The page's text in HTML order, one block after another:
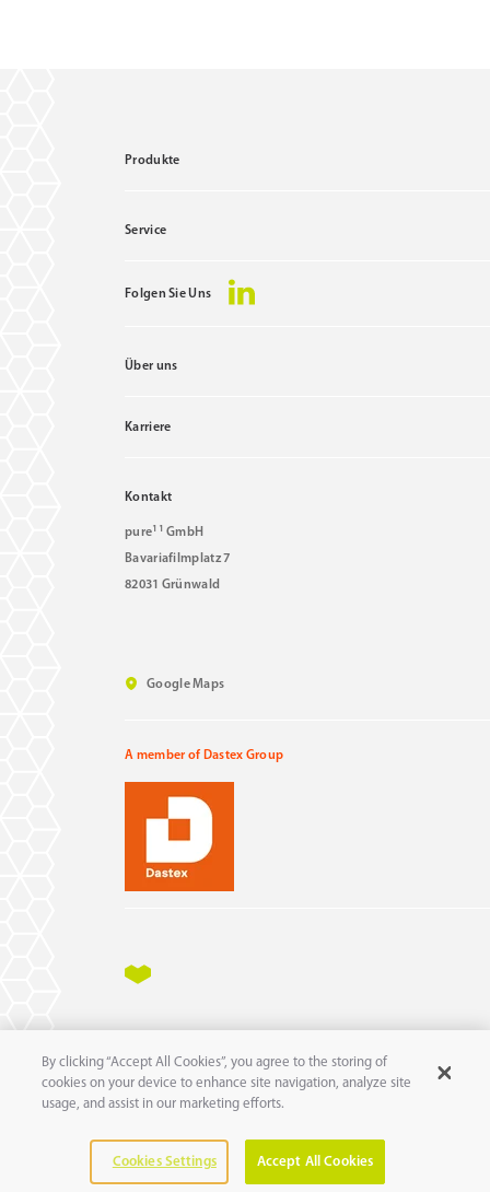
Produkte
Service
Folgen Sie Uns
Über uns
Karriere
Kontakt
pure11 GmbH
Bavariafilmplatz 7
82031 Grünwald
Google Maps
A member of Dastex Group
Impressum Datenschutz AEB
© 2025 pure 11GmbH
By clicking “Accept All Cookies”, you agree to the storing of
cookies on your device to enhance site navigation, analyze site
usage, and assist in our marketing efforts.
Cookies Settings Accept All Cookies